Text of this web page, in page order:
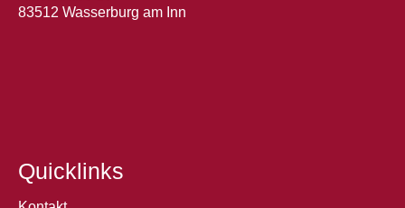
83512 Wasserburg am Inn
Quicklinks